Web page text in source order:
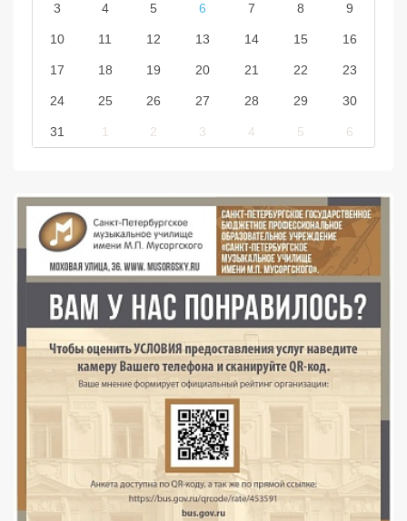
3 4 5 6 7 8 9
10 11 12 13 14 15 16
17 18 19 20 21 22 23
24 25 26 27 28 29 30
31 1 2 3 4 5 6